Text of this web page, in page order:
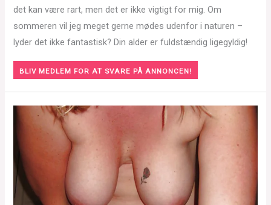
det kan være rart, men det er ikke vigtigt for mig. Om
sommeren vil jeg meget gerne mødes udenfor i naturen –
lyder det ikke fantastisk? Din alder er fuldstændig ligegyldig!
BLIV MEDLEM FOR AT SVARE PÅ ANNONCEN!